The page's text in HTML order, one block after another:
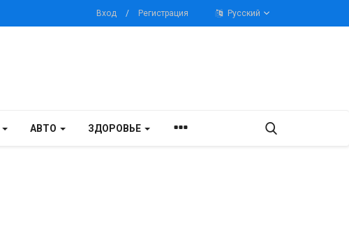
Вход / Регистрация Русский
АВТО ЗДОРОВЬЕ